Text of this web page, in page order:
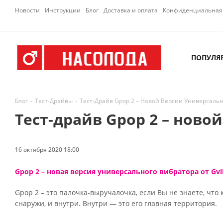
Новости Инструкции Блог Доставка и оплата Конфиденциальная
Блог - Тест-Драйвы - Тест-Драйв Gpop 2 – Новой Версии
Тест-драйв Gpop 2 –
16 октября 2020 18:00
Gpop 2 – новая версия универсального вибратора от
Gpop 2 – это палочка-выручалочка, если Вы не знаете,
снаружи, и внутри. Внутри — это его главная территория.